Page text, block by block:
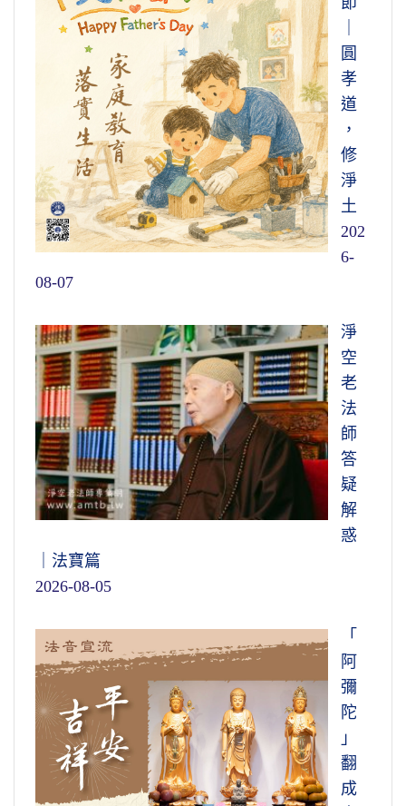
圓
孝
道
，
修
淨
土
202
6-
08-07
淨
空
老
法
師
答
疑
解
惑
｜法寶篇
2026-08-05
「
阿
彌
陀
」
翻
成